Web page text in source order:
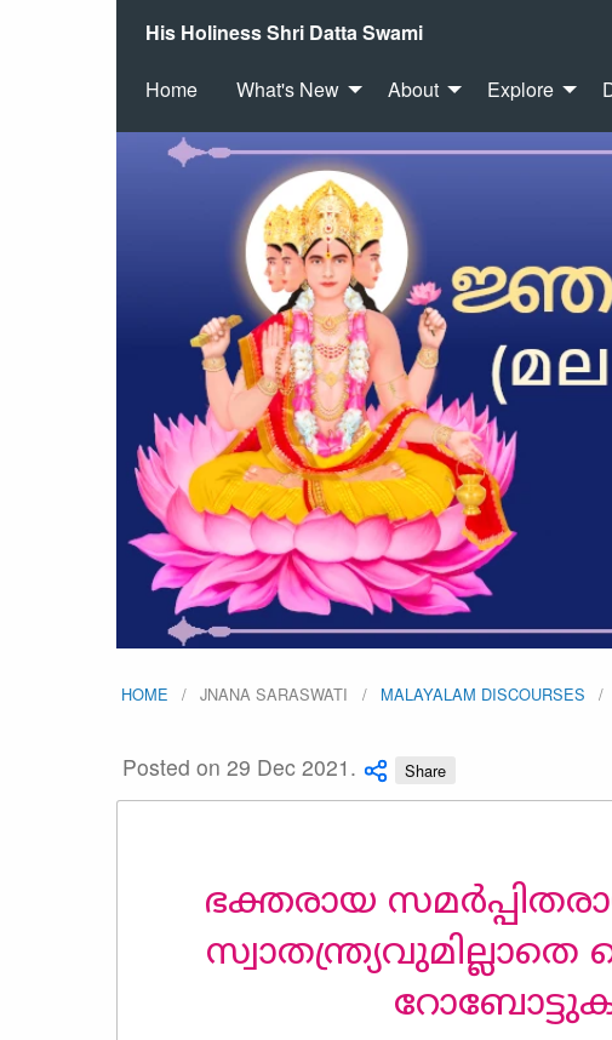
His Holiness Shri Datta Swami
Home What's New About Explore
HOME JNANA SARASWATI MALAYALAM DISCOURSES
Posted on 29 Dec 2021. Share
ഭക്തരായ